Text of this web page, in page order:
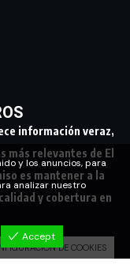
información veraz,
más relevantes de El
es mantener a la
y cobertura en
a nuestra
y los anuncios, para
analizar nuestro
Accept
DE COOKIES